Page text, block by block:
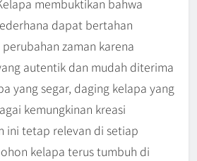
membuktikan bahwa
dapat bertahan
zaman karena
autentik dan mudah diterima
yang segar, daging kelapa yang
kemungkinan kreasi
ini tetap relevan di setiap
kelapa terus tumbuh di